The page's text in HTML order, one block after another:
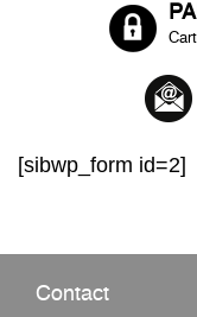
[sibwp_form id=2]
Contact